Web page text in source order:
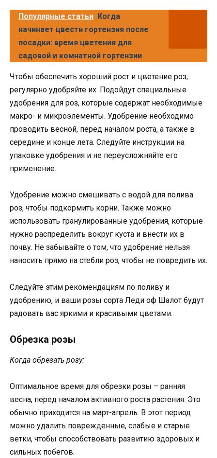
Популярные статьи Когда
начинает цвести гортензия после
посадки: время цветения для
садовой и комнатной гортензии
Чтобы обеспечить хороший рост и цветение роз,
регулярно удобряйте их. Подойдут специальные
удобрения для роз, которые содержат необходимые
макро- и микроэлементы. Удобрение необходимо
проводить весной, перед началом роста, а также в
середине и конце лета. Следуйте инструкции на
упаковке удобрения и не переусложняйте его
применение.
Удобрение можно смешивать с водой для полива
роз, чтобы подкормить корни. Также можно
использовать гранулированные удобрения, которые
нужно распределить вокруг куста и внести их в
почву. Не забывайте о том, что удобрение нельзя
наносить прямо на стебли роз, чтобы не повредить их.
Следуйте этим рекомендациям по поливу и
удобрению, и ваши розы сорта Леди оф Шалот будут
радовать вас яркими и красивыми цветами.
Обрезка розы
Когда обрезать розу:
Оптимальное время для обрезки розы – ранняя
весна, перед началом активного роста растения. Это
обычно приходится на март-апрель. В этот период
можно удалить поврежденные, слабые и старые
ветки, чтобы способствовать развитию здоровых и
сильных побегов.